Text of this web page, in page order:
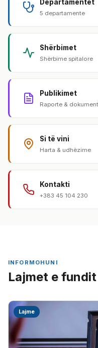
Departamentet
5 departamente
Shërbimet
Shërbime spitalore
Publikimet
Raporte &
Si të vini
Harta & udhëzime
Kontakti
+383 45 104 230
INFORMOHUNI
Lajmet e fundit
Lajme